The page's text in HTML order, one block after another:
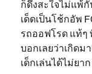
ก็ดึงสะใจไม่แพ้กั
เด็ดเป็นโช้กอัพ
รถออฟโรด แท้ๆ
บอกเลยว่าเกิดม
เด็กเล่นได้ไม่ยาก